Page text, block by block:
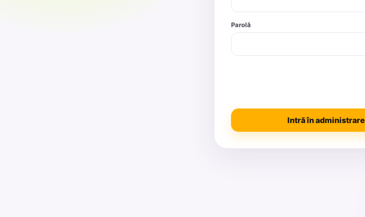
Parolă
Intră în administrare